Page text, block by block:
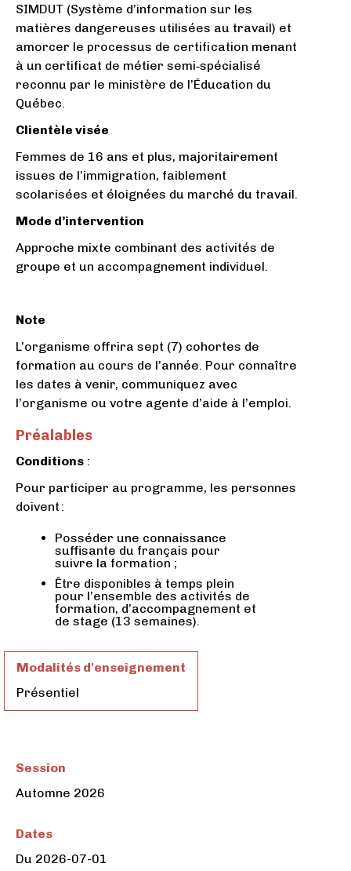
SIMDUT (Système d’information sur les
matières dangereuses utilisées au travail) et
amorcer le processus de certification menant
à un certificat de métier semi‑spécialisé
reconnu par le ministère de l’Éducation du
Québec.
Clientèle visée
Femmes de 16 ans et plus, majoritairement
issues de l’immigration, faiblement
scolarisées et éloignées du marché du travail.
Mode d’intervention
Approche mixte combinant des activités de
groupe et un accompagnement individuel.
Note
L’organisme offrira sept (7) cohortes de
formation au cours de l’année. Pour connaître
les dates à venir, communiquez avec
l’organisme ou votre agente d’aide à l’emploi.
Préalables
Conditions :
Pour participer au programme, les personnes
doivent :
Posséder une connaissance
suffisante du français pour
suivre la formation ;
Être disponibles à temps plein
pour l’ensemble des activités de
formation, d’accompagnement et
de stage (13 semaines).
Modalités d'enseignement
Présentiel
Session
Automne 2026
Dates
Du 2026-07-01